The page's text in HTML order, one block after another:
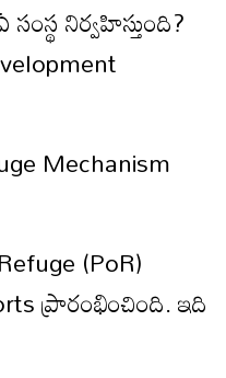
నిర్వహిస్తుంది?
Mechanism
(PoR)
ప్రారంభించింది. ఇది